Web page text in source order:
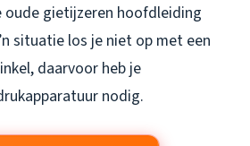
oude gietijzeren hoofdleiding
situatie los je niet op met een
daarvoor heb je
nodig.